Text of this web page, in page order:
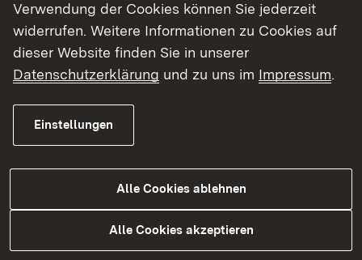
Vorhabens durch das Regierungspräsidium.
Sofern die Voraussetzungen vorliegen, können die
Stufen 2 und 3 zeitgleich umgesetzt werden.
Zielsetzung
Verbesserung der Verkehrsinfrastruktur in den
Kommunen durch den Bau und Ausbau des
Verwendung der Cookies können Sie jederzeit
widerrufen. Weitere Informationen zu Cookies auf
dieser Website finden Sie in unserer
Datenschutzerklärung und zu uns im Impressum.
Einstellungen
Alle Cookies ablehnen
Alle Cookies akzeptieren